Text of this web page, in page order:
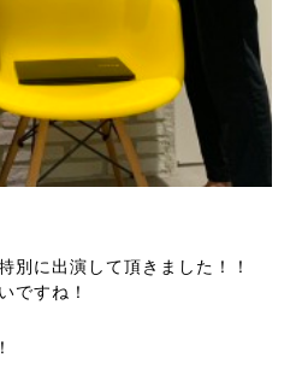
別に出演して頂きました！！
ですね！